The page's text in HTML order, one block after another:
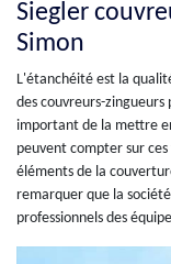
Siegler
Simon
L'étanchéité est la
des couvreurs-zingueurs
important de la mettre
peuvent compter sur
éléments de la
remarquer que la
professionnels des